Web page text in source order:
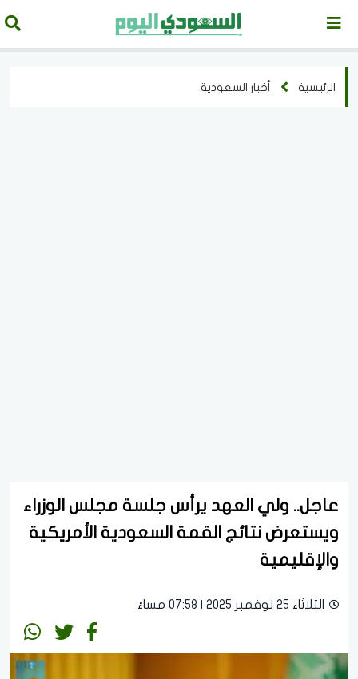
الرئيسية أخبار السعودية
عاجل.. ولي العهد يرأس جلسة مجلس الوزراء
ويستعرض نتائج القمة السعودية الأمريكية
والإقليمية
الثلاثاء 25 نوفمبر 2025 | 07:58 مساءً